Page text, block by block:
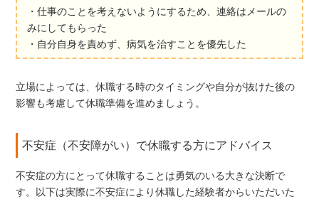
・仕事のことを考えないようにするため、連絡はメールの
みにしてもらった
・自分自身を責めず、病気を治すことを優先した
立場によっては、休職する時のタイミングや自分が抜けた後の
影響も考慮して休職準備を進めましょう。
不安症（不安障がい）で休職する方にアドバイス
不安症の方にとって休職することは勇気のいる大きな決断で
す。以下は実際に不安症により休職した経験者からいただいた